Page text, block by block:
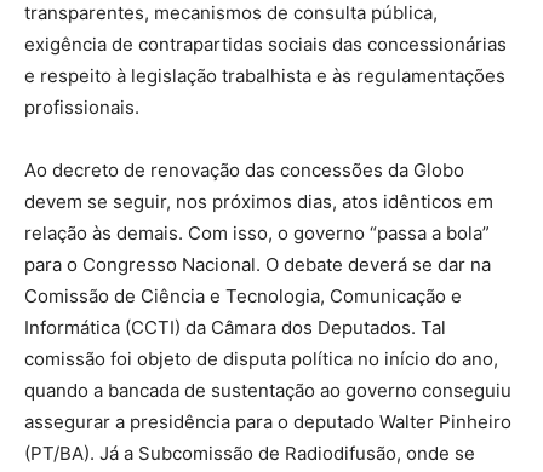
transparentes, mecanismos de consulta pública,
exigência de contrapartidas sociais das concessionárias
e respeito à legislação trabalhista e às regulamentações
profissionais.
Ao decreto de renovação das concessões da Globo
devem se seguir, nos próximos dias, atos idênticos em
relação às demais. Com isso, o governo “passa a bola”
para o Congresso Nacional. O debate deverá se dar na
Comissão de Ciência e Tecnologia, Comunicação e
Informática (CCTI) da Câmara dos Deputados. Tal
comissão foi objeto de disputa política no início do ano,
quando a bancada de sustentação ao governo conseguiu
assegurar a presidência para o deputado Walter Pinheiro
(PT/BA). Já a Subcomissão de Radiodifusão, onde se